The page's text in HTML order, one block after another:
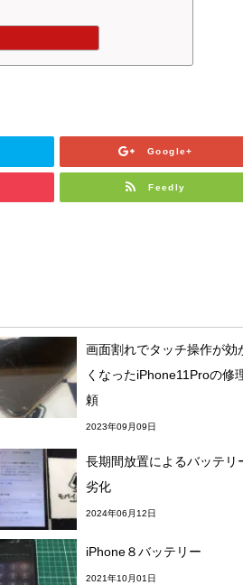
Google+
Feedly
画面割れでタッチ操作が効
くなったiPhone11Proの修
頼
2023年09月09日
長期間放置によるバッテリ
劣化
2024年06月12日
iPhone８バッテリー
2021年10月01日